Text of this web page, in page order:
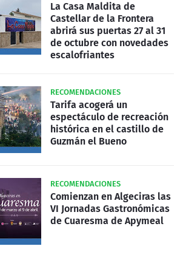
La Casa Maldita de
Castellar de la Frontera
abrirá sus puertas 27 al 31
de octubre con novedades
escalofriantes
RECOMENDACIONES
Tarifa acogerá un
espectáculo de recreación
histórica en el castillo de
Guzmán el Bueno
RECOMENDACIONES
Comienzan en Algeciras las
VI Jornadas Gastronómicas
de Cuaresma de Apymeal